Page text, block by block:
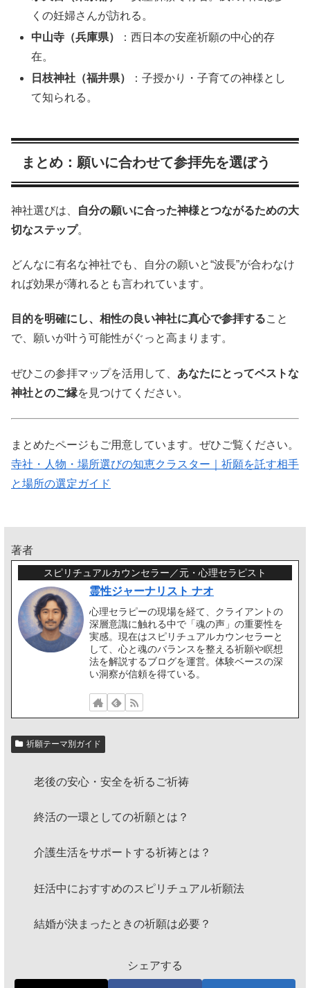
くの妊婦さんが訪れる。
中山寺（兵庫県）
：西日本の安産祈願の中心的存
在。
日枝神社（福井県）
：子授かり・子育ての神様とし
て知られる。
まとめ：願いに合わせて参拝先を選ぼう
神社選びは、
自分の願いに合った神様とつながるための大
切なステップ。
どんなに有名な神社でも、自分の願いと“波長”が合わなけ
れば効果が薄れるとも言われています。
目的を明確にし、相性の良い神社に真心で参拝すること
で、願いが叶う可能性がぐっと高まります。
ぜひこの参拝マップを活用して、 あなたにとってベストな
神社とのご縁を見つけてください。
まとめたページもご用意しています。ぜひご覧ください。
寺社・人物・場所選びの知恵クラスター｜祈願を託す相手
と場所の選定ガイド
著者
スピリチュアルカウンセラー／元・心理セラピスト
霊性ジャーナリスト ナオ
心理セラピーの現場を経て、クライアントの
深層意識に触れる中で「魂の声」の重要性を
実感。現在はスピリチュアルカウンセラーと
して、心と魂のバランスを整える祈願や瞑想
法を解説するブログを運営。体験ベースの深
い洞察が信頼を得ている。
祈願テーマ別ガイド
老後の安心・安全を祈るご祈祷
終活の一環としての祈願とは？
介護生活をサポートする祈祷とは？
妊活中におすすめのスピリチュアル祈願法
結婚が決まったときの祈願は必要？
シェアする